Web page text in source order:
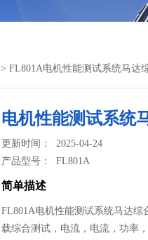
> FL801A电机性能测试系统马达
电机性能测试系统
更新时间： 2025-04-24
产品型号：FL801A
简单描述
FL801A电机性能测试系统马达
载综合测试，电流，电流，功率